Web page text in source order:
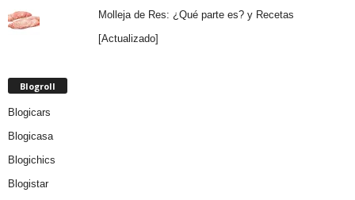
Molleja de Res: ¿Qué parte es? y Recetas
[Actualizado]
Blogroll
Blogicars
Blogicasa
Blogichics
Blogistar